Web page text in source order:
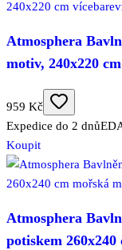
Atmosphera
motiv, 240x220
959 Kč
Expedice do 2 dnů
Koupit
Atmosphera
potiskem